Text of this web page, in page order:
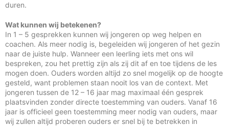
duren.
Wat kunnen wij betekenen?
In 1 – 5 gesprekken kunnen wij jongeren op weg helpen en
coachen. Als meer nodig is, begeleiden wij jongeren of het gezin
naar de juiste hulp. Wanneer een leerling iets met ons wil
bespreken, zou het prettig zijn als zij dit af en toe tijdens de les
mogen doen. Ouders worden altijd zo snel mogelijk op de hoogte
gesteld, want problemen staan nooit los van de context. Met
jongeren tussen de 12 – 16 jaar mag maximaal één gesprek
plaatsvinden zonder directe toestemming van ouders. Vanaf 16
jaar is officieel geen toestemming meer nodig van ouders, maar
wij zullen altijd proberen ouders er snel bij te betrekken in